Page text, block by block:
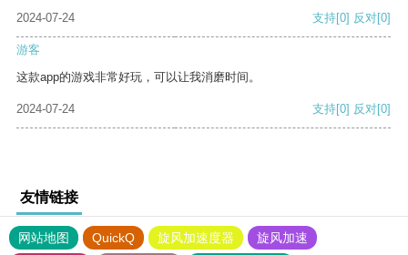
2024-07-24
支持[0] 反对[0]
游客
这款app的游戏非常好玩，可以让我消磨时间。
2024-07-24 支持[0] 反对[0]
友情链接
网站地图 QuickQ 旋风加速度器
旋风加速